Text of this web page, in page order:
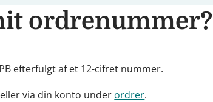
ordrenummer?
efterfulgt af et 12-cifret nummer.
via din konto under ordrer.